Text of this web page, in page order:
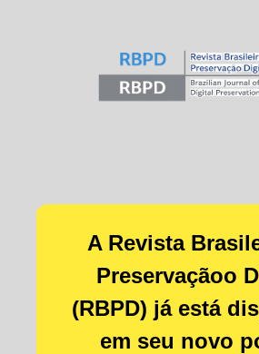
A Revista
Preservaçãoo
(RBPD) já está
em seu novo